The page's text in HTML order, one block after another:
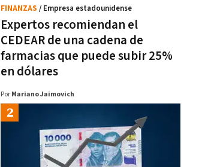
Expertos recomiendan el
CEDEAR de una cadena de
farmacias que puede subir 25%
en dólares
FINANZAS / Empresa estadounidense
Por Mariano Jaimovich